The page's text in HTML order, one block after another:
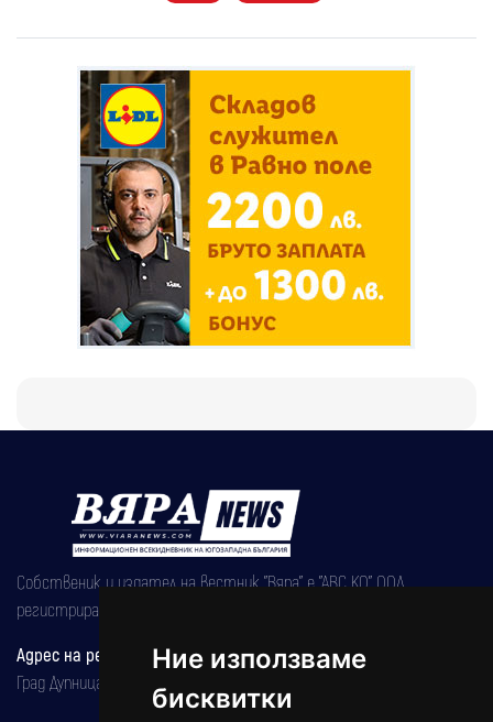
Ние използваме
бисквитки
Собственик и издател на вестник "Вяра" е "АВС КО" ООД,
регистрирана на 08.05.2002 година.
Адрес на редакцията
Град Дупница, ул.''Христо Ботев" 43